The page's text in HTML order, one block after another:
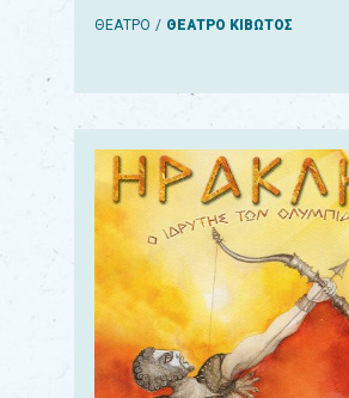
ΘΕΑΤΡΟ ΘΕΑΤΡΟ ΚΙΒΩΤΟΣ